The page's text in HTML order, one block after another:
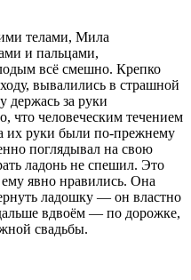
телами, Мила
и пальцами,
всё смешно. Крепко
вывалились в страшной
держась за руки
что человеческим течением
их руки были по-прежнему
поглядывал на свою
ладонь не спешил. Это
явно нравились. Она
ладошку — он властно
вдвоём — по дорожке,
свадьбы.